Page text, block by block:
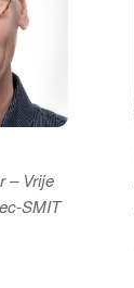
– Vrije
SMIT